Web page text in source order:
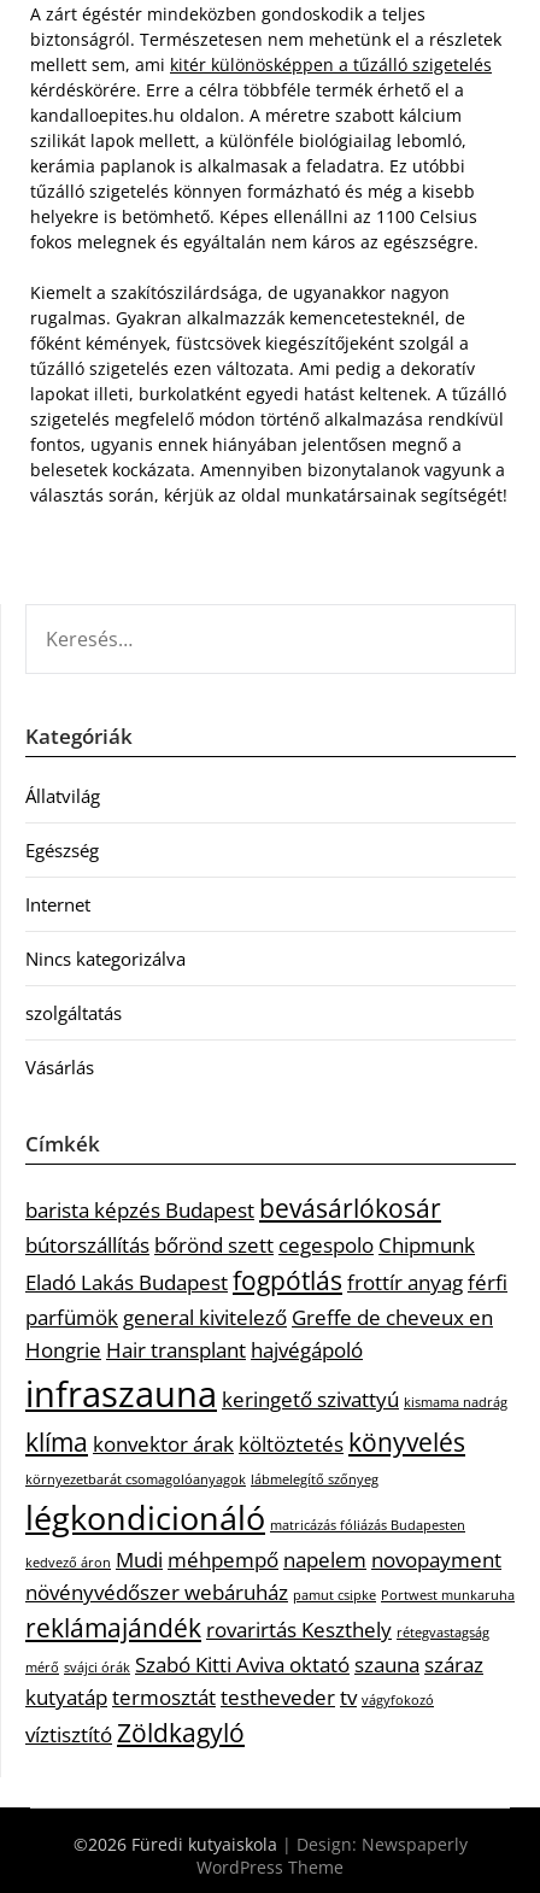
A zárt égéstér mindeközben gondoskodik a teljes
biztonságról. Természetesen nem mehetünk el a részletek
mellett sem, ami kitér különösképpen a tűzálló szigetelés
kérdéskörére. Erre a célra többféle termék érhető el a
kandalloepites.hu oldalon. A méretre szabott kálcium
szilikát lapok mellett, a különféle biológiailag lebomló,
kerámia paplanok is alkalmasak a feladatra. Ez utóbbi
tűzálló szigetelés könnyen formázható és még a kisebb
helyekre is betömhető. Képes ellenállni az 1100 Celsius
fokos melegnek és egyáltalán nem káros az egészségre.
Kiemelt a szakítószilárdsága, de ugyanakkor nagyon
rugalmas. Gyakran alkalmazzák kemencetesteknél, de
főként kémények, füstcsövek kiegészítőjeként szolgál a
tűzálló szigetelés ezen változata. Ami pedig a dekoratív
lapokat illeti, burkolatként egyedi hatást keltenek. A tűzálló
szigetelés megfelelő módon történő alkalmazása rendkívül
fontos, ugyanis ennek hiányában jelentősen megnő a
belesetek kockázata. Amennyiben bizonytalanok vagyunk a
választás során, kérjük az oldal munkatársainak segítségét!
Kategóriák
Állatvilág
Egészség
Internet
Nincs kategorizálva
szolgáltatás
Vásárlás
Címkék
barista képzés Budapest bevásárlókosár
bútorszállítás bőrönd szett cegespolo Chipmunk
Eladó Lakás Budapestfogpótlás frottír anyagférfi
parfümök general kivitelező Greffe de cheveux en
Hongrie Hair transplant hajvégápoló
infraszauna keringető szivattyú kismama nadrág
klíma konvektor árak költöztetés könyvelés
környezetbarát csomagolóanyagok lábmelegítő szőnyeg
légkondicionáló matricázás fóliázás Budapesten
kedvező áron Mudi méhpempő napelem novopayment
növényvédőszer webáruház pamut csipke Portwest munkaruha
reklámajándék rovarirtás Keszthely rétegvastagság
mérő svájci órák Szabó Kitti Aviva oktatószauna száraz
kutyatáptermosztáttesthevedertv vágyfokozó
víztisztítóZöldkagyló
©2026 Füredi kutyaiskola | Design: Newspaperly
WordPress Theme